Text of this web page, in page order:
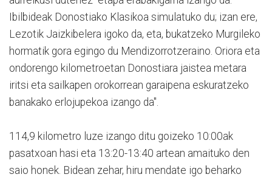
Ibilbideak Donostiako Klasikoa simulatuko du; izan ere,
Lezotik Jaizkibelera igoko da, eta, bukatzeko Murgileko
hormatik gora egingo du Mendizorrotzeraino. Oriora eta
ondorengo kilometroetan Donostiara jaistea metara
iritsi eta sailkapen orokorrean garaipena eskuratzeko
banakako erlojupekoa izango da".
114,9 kilometro luze izango ditu goizeko 10:00ak
pasatxoan hasi eta 13:20-13:40 artean amaituko den
saio honek. Bidean zehar, hiru mendate igo beharko